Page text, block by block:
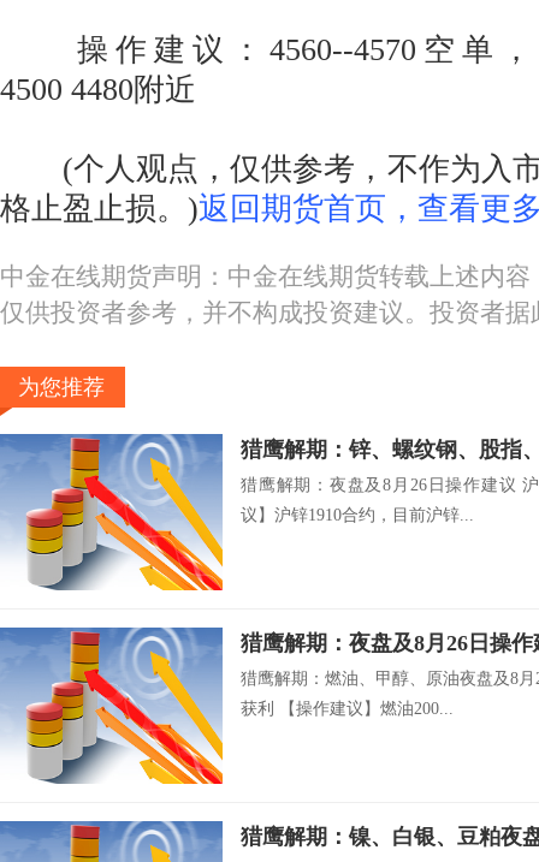
操作建议：4560--4570空单，
4500 4480附近
(个人观点，仅供参考，不作为入
格止盈止损。)返回期货首页，查看更
中金在线期货声明：中金在线期货转载上述内
仅供投资者参考，并不构成投资建议。投资者
为您推荐
猎鹰解期：夜盘及8月26日操作建议
议】沪锌1910合约，目前沪锌...
猎鹰解期：夜盘及8月26日操作
猎鹰解期：燃油、甲醇、原油夜盘及8
获利 【操作建议】燃油200...
猎鹰解期：镍、白银、豆粕夜